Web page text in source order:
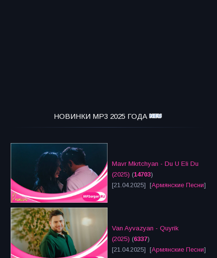
НОВИНКИ MP3 2025 ГОДА
Mavr Mkrtchyan - Du U Eli Du
(2025) (14703)
[21.04.2025] [Армянские Песни]
Van Ayvazyan - Quyrik
(2025) (6337)
[21.04.2025] [Армянские Песни]